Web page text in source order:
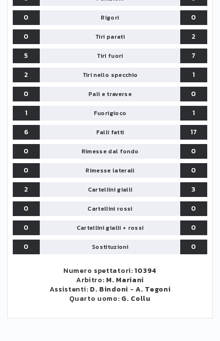
0
Rigori
0
0
Tiri parati
2
5
Tiri fuori
7
2
Tiri nello specchio
1
0
Pali e traverse
0
1
Fuorigioco
1
6
Falli fatti
17
0
Rimesse dal fondo
0
0
Rimesse laterali
0
2
Cartellini gialli
3
0
Cartellini rossi
0
0
Cartellini gialli + rossi
0
0
Sostituzioni 0
Numero spettatori:10394
Arbitro: M. Mariani
Assistenti: D. Bindoni -A. Tegoni
Quarto uomo: G. Collu